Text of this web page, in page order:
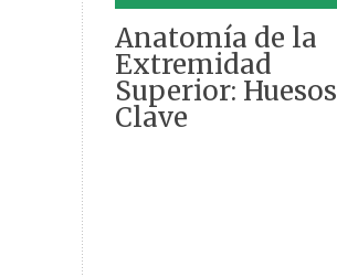
Anatomía de la
Extremidad
Superior: Huesos
Clave